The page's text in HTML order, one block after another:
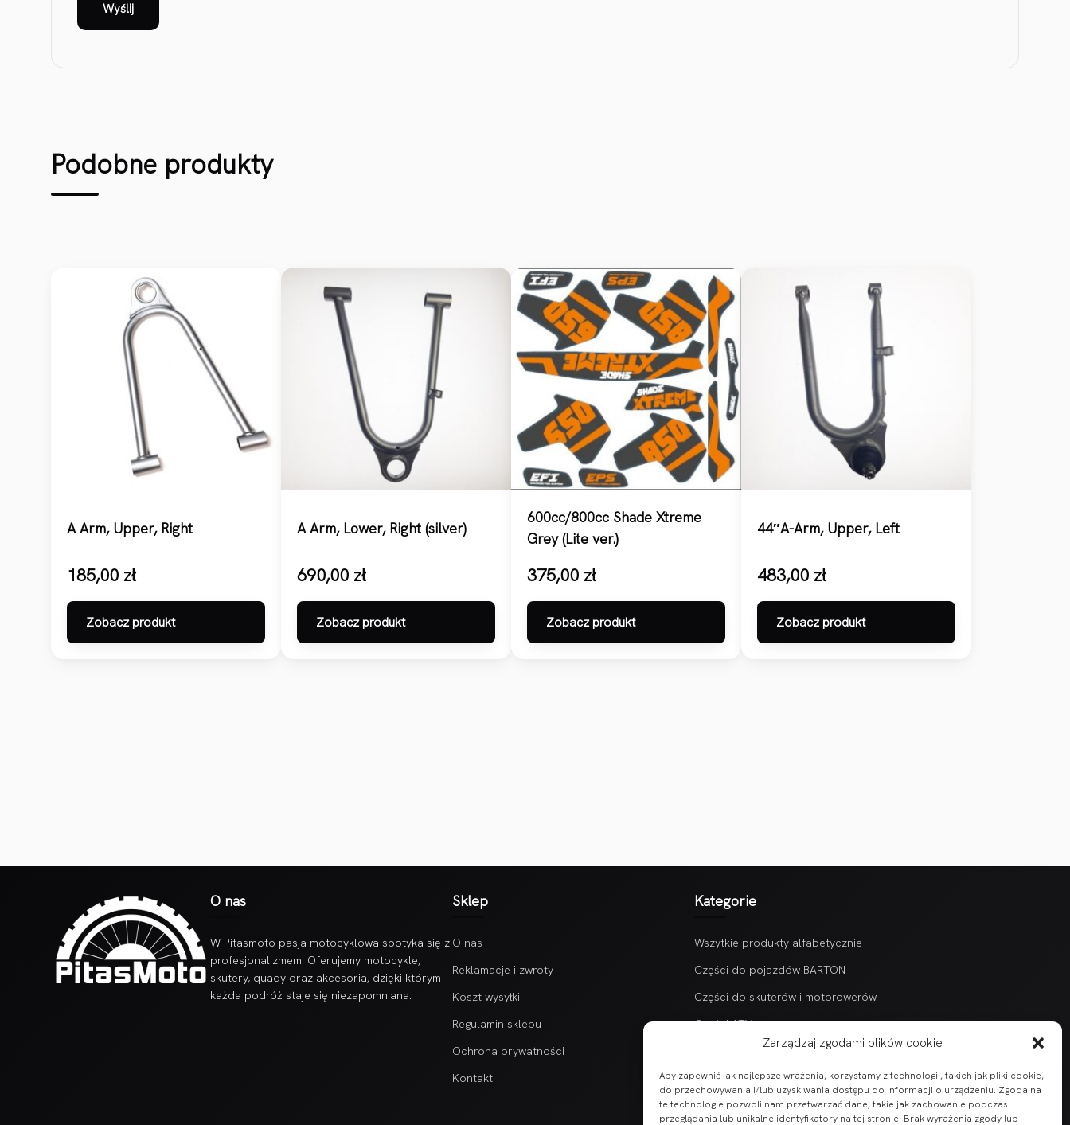
Zarządzaj zgodami plików cookie
Aby zapewnić jak najlepsze wrażenia, korzystamy z technologii, takich jak pliki cookie,
do przechowywania i/lub uzyskiwania dostępu do informacji o urządzeniu. Zgoda na
te technologie pozwoli nam przetwarzać dane, takie jak zachowanie podczas
przeglądania lub unikalne identyfikatory na tej stronie. Brak wyrażenia zgody lub
Podobne produkty
A Arm, Upper, Right
185,00 zł
Zobacz produkt
A Arm, Lower, Right (silver)
690,00 zł
Zobacz produkt
600cc/800cc Shade Xtreme
Grey (Lite ver.)
375,00 zł
Zobacz produkt
44″A-Arm, Upper, Left
483,00 zł
Zobacz produkt
O nas
W Pitasmoto pasja motocyklowa spotyka się z
profesjonalizmem. Oferujemy motocykle,
skutery, quady oraz akcesoria, dzięki którym
każda podróż staje się niezapomniana.
Sklep
O nas
Reklamacje i zwroty
Koszt wysyłki
Regulamin sklepu
Ochrona prywatności
Kontakt
Kategorie
Wszytkie produkty alfabetycznie
Części do pojazdów BARTON
Części do skuterów i motorowerów
Części ATV